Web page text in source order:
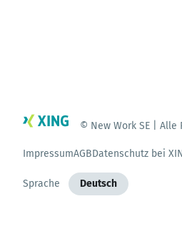
© New Work SE | Alle
ImpressumAGBDatenschutz bei
Sprache Deutsch